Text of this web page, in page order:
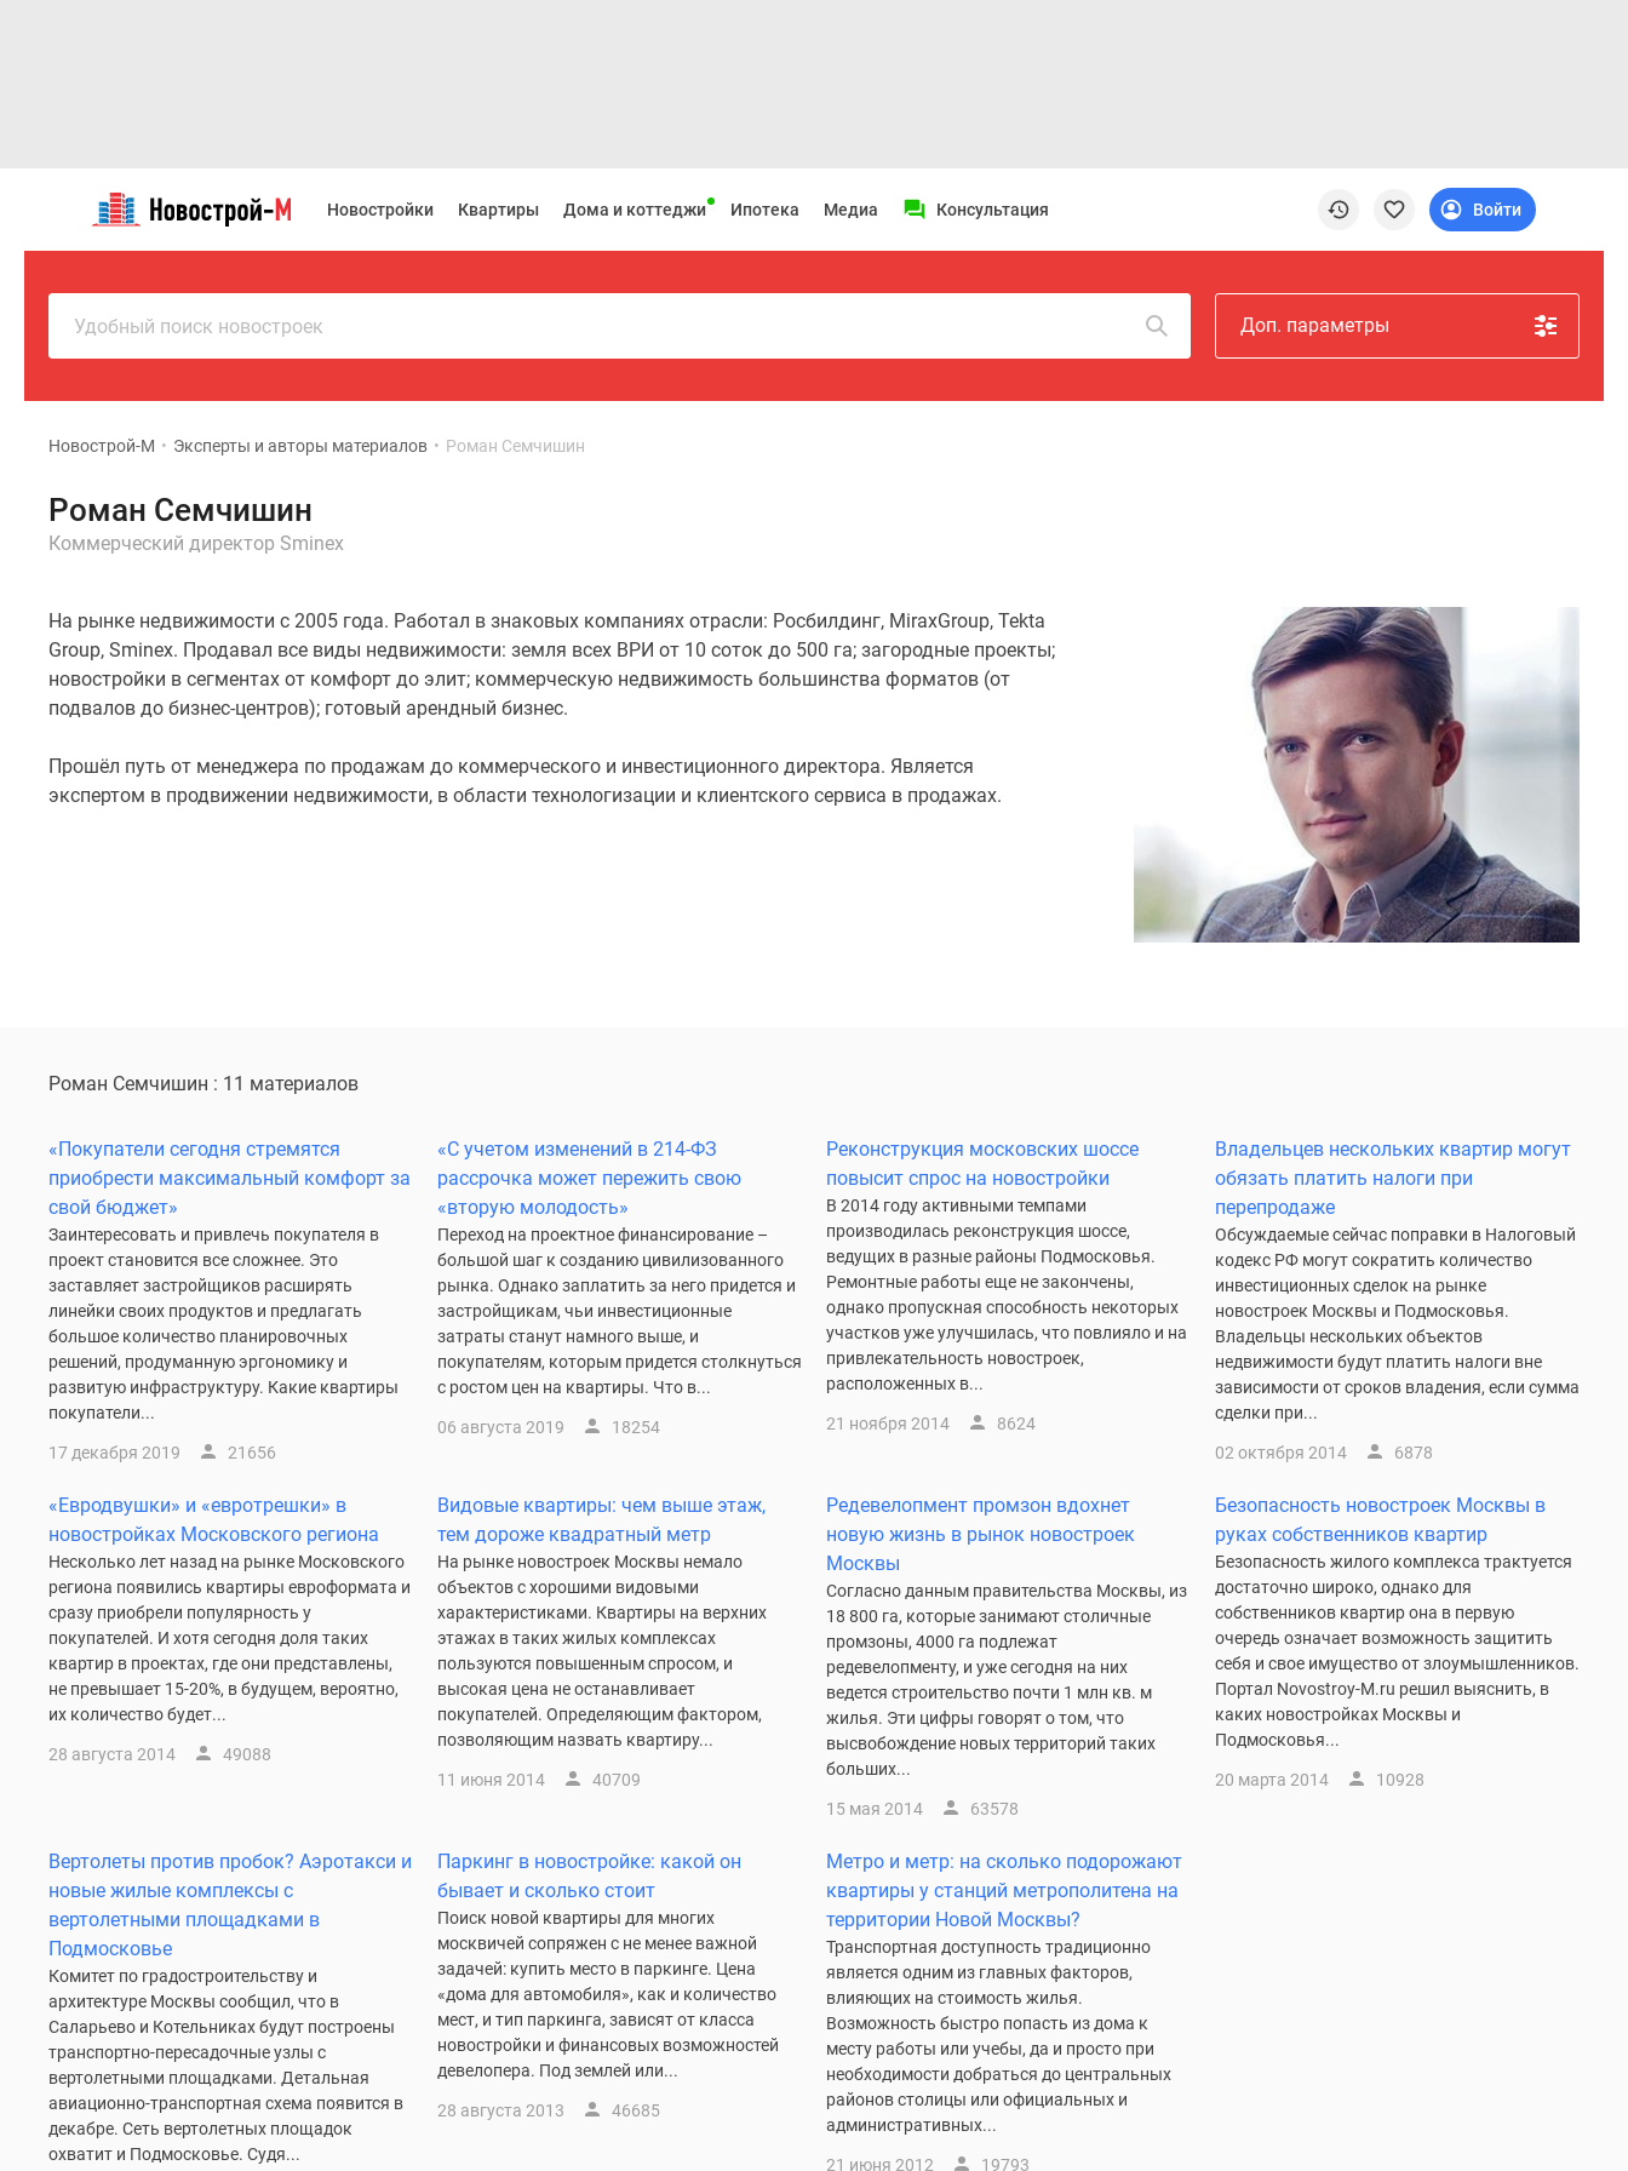
Новостройки
Новостройки
Подмосковья
Москвы
новостройки
Специальные
помещения
Продавцы
застройщики
Панорамы
Видеообзор
Ипотечный
Семейная
ипотека
Военная
ипотека
программы
Медиа
недвижимости
эксперта
Аналитика
рынка
Покупателю
Экспертиза
новостроек
Эксперты
проекте
Машино-
Апартаменты
#траншевая
ипотека
#рассрочка
скидками
Новостройки Квартиры Дома и коттеджи Ипотека Медиа Консультация Войти
Удобный поиск новостроек Доп. параметры
Новострой-М • Эксперты и авторы материалов • Роман Семчишин
Роман Семчишин
Коммерческий директор Sminex
На рынке недвижимости с 2005 года. Работал в знаковых компаниях отрасли: Росбилдинг, MiraxGroup, Tekta
Group, Sminex. Продавал все виды недвижимости: земля всех ВРИ от 10 соток до 500 га; загородные проекты;
новостройки в сегментах от комфорт до элит; коммерческую недвижимость большинства форматов (от
подвалов до бизнес-центров); готовый арендный бизнес.
Прошёл путь от менеджера по продажам до коммерческого и инвестиционного директора. Является
экспертом в продвижении недвижимости, в области технологизации и клиентского сервиса в продажах.
Роман Семчишин : 11 материалов
«Покупатели сегодня стремятся
приобрести максимальный комфорт за
свой бюджет»
Заинтересовать и привлечь покупателя в
проект становится все сложнее. Это
заставляет застройщиков расширять
линейки своих продуктов и предлагать
большое количество планировочных
решений, продуманную эргономику и
развитую инфраструктуру. Какие квартиры
покупатели...
17 декабря 2019 21656
«С учетом изменений в 214-ФЗ
рассрочка может пережить свою
«вторую молодость»
Переход на проектное финансирование –
большой шаг к созданию цивилизованного
рынка. Однако заплатить за него придется и
застройщикам, чьи инвестиционные
затраты станут намного выше, и
покупателям, которым придется столкнуться
с ростом цен на квартиры. Что в...
06 августа 2019 18254
Реконструкция московских шоссе
повысит спрос на новостройки
В 2014 году активными темпами
производилась реконструкция шоссе,
ведущих в разные районы Подмосковья.
Ремонтные работы еще не закончены,
однако пропускная способность некоторых
участков уже улучшилась, что повлияло и на
привлекательность новостроек,
расположенных в...
21 ноября 2014 8624
Владельцев нескольких квартир могут
обязать платить налоги при
перепродаже
Обсуждаемые сейчас поправки в Налоговый
кодекс РФ могут сократить количество
инвестиционных сделок на рынке
новостроек Москвы и Подмосковья.
Владельцы нескольких объектов
недвижимости будут платить налоги вне
зависимости от сроков владения, если сумма
сделки при...
02 октября 2014 6878
«Евродвушки» и «евротрешки» в
новостройках Московского региона
Несколько лет назад на рынке Московского
региона появились квартиры евроформата и
сразу приобрели популярность у
покупателей. И хотя сегодня доля таких
квартир в проектах, где они представлены,
не превышает 15-20%, в будущем, вероятно,
их количество будет...
28 августа 2014 49088
Видовые квартиры: чем выше этаж,
тем дороже квадратный метр
На рынке новостроек Москвы немало
объектов с хорошими видовыми
характеристиками. Квартиры на верхних
этажах в таких жилых комплексах
пользуются повышенным спросом, и
высокая цена не останавливает
покупателей. Определяющим фактором,
позволяющим назвать квартиру...
11 июня 2014 40709
Редевелопмент промзон вдохнет
новую жизнь в рынок новостроек
Москвы
Согласно данным правительства Москвы, из
18 800 га, которые занимают столичные
промзоны, 4000 га подлежат
редевелопменту, и уже сегодня на них
ведется строительство почти 1 млн кв. м
жилья. Эти цифры говорят о том, что
высвобождение новых территорий таких
больших...
15 мая 2014 63578
Безопасность новостроек Москвы в
руках собственников квартир
Безопасность жилого комплекса трактуется
достаточно широко, однако для
собственников квартир она в первую
очередь означает возможность защитить
себя и свое имущество от злоумышленников.
Портал Novostroy-M.ru решил выяснить, в
каких новостройках Москвы и
Подмосковья...
20 марта 2014 10928
Вертолеты против пробок? Аэротакси и
новые жилые комплексы с
вертолетными площадками в
Подмосковье
Комитет по градостроительству и
архитектуре Москвы сообщил, что в
Саларьево и Котельниках будут построены
транспортно-пересадочные узлы с
вертолетными площадками. Детальная
авиационно-транспортная схема появится в
декабре. Сеть вертолетных площадок
охватит и Подмосковье. Судя...
Паркинг в новостройке: какой он
бывает и сколько стоит
Поиск новой квартиры для многих
москвичей сопряжен с не менее важной
задачей: купить место в паркинге. Цена
«дома для автомобиля», как и количество
мест, и тип паркинга, зависят от класса
новостройки и финансовых возможностей
девелопера. Под землей или...
28 августа 2013 46685
Метро и метр: на сколько подорожают
квартиры у станций метрополитена на
территории Новой Москвы?
Транспортная доступность традиционно
является одним из главных факторов,
влияющих на стоимость жилья.
Возможность быстро попасть из дома к
месту работы или учебы, да и просто при
необходимости добраться до центральных
районов столицы или официальных и
административных...
21 июня 2012 19793